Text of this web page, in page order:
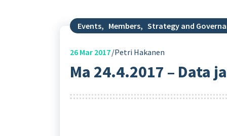
Events, Members, Strategy and
26 Mar 2017 Petri Hakanen
Ma 24.4.2017 – Data